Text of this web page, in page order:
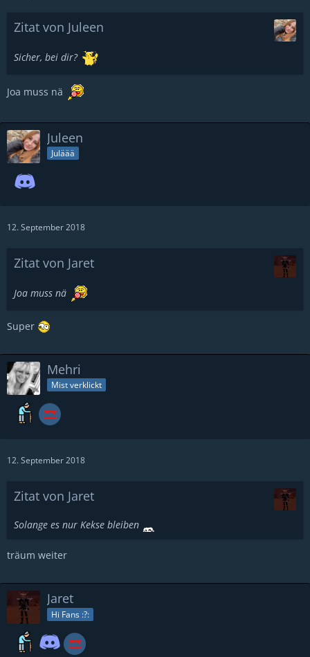
Zitat von Juleen
Sicher, bei dir?
Joa muss nä
Juleen
Juläää
12. September 2018
Zitat von Jaret
Joa muss nä
Super
Mehri
Mist verklickt
12. September 2018
Zitat von Jaret
Solange es nur Kekse bleiben
träum weiter
Jaret
Hi Fans :?: